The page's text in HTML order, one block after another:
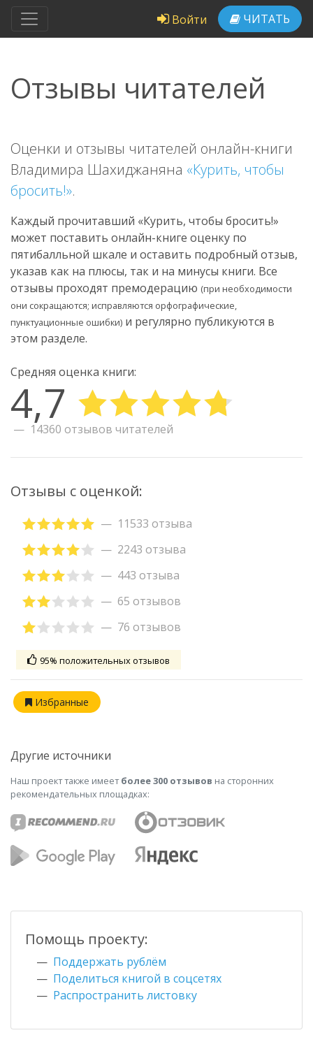
Войти ЧИТАТЬ
Отзывы читателей
Оценки и отзывы читателей онлайн-книги
Владимира Шахиджаняна «Курить, чтобы
бросить!».
Каждый прочитавший «Курить, чтобы бросить!»
может поставить онлайн-книге оценку по
пятибалльной шкале и оставить подробный отзыв,
указав как на плюсы, так и на минусы книги. Все
отзывы проходят премодерацию (при необходимости
они сокращаются; исправляются орфографические,
пунктуационные ошибки) и регулярно публикуются в
этом разделе.
Средняя оценка книги:
4,7
14360 отзывов читателей
Отзывы с оценкой:
11533 отзыва
2243 отзыва
443 отзыва
65 отзывов
76 отзывов
95% положительных отзывов
Избранные
Другие источники
Наш проект также имеетболее 300 отзывов на сторонних
рекомендательных площадках:
Помощь проекту:
Поддержать рублём
Поделиться книгой в соцсетях
Распространить листовку